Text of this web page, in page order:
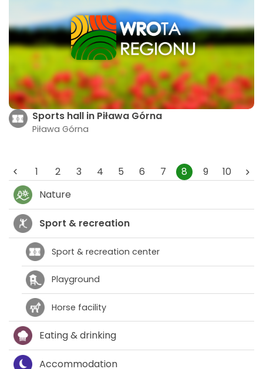
Sports hall in Piława Górna
Piława Górna
1 2 3 4 5 6 7 8 9
10
Nature
Sport & recreation
Sport & recreation center
Playground
Horse facility
Eating & drinking
Accommodation